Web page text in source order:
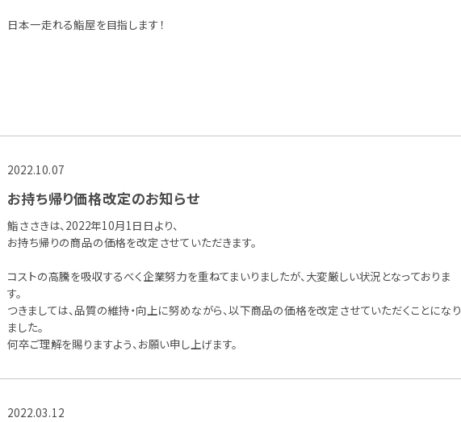
日本一走れる鮨屋を目指します！
2022.10.07
お持ち帰り価格改定のお知らせ
鮨ささきは、2022年10月1日日より、
お持ち帰りの商品の価格を改定させていただきます。
コストの高騰を吸収するべく企業努力を重ねてまいりましたが、大変厳しい状況となっておりま
す。
つきましては、品質の維持・向上に努めながら、以下商品の価格を改定させていただくことになり
ました。
何卒ご理解を賜りますよう、お願い申し上げます。
2022.03.12